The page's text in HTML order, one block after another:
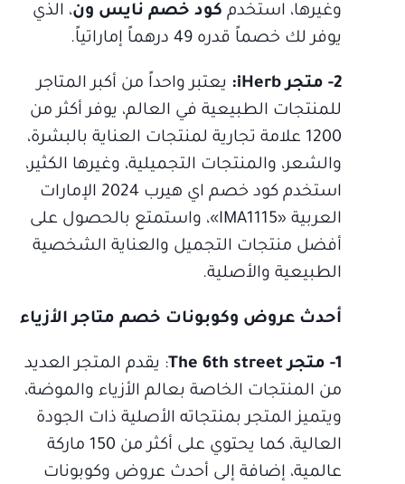
وغيرها، استخدم كود خصم نايس ون، الذي
يوفر لك خصماً قدره 49 درهماً إماراتياً.
2- متجر iHerb:
يعتبر واحداً من أكبر المتاجر
للمنتجات الطبيعية في العالم، يوفر أكثر من
1200 علامة تجارية لمنتجات العناية بالبشرة،
والشعر، والمنتجات التجميلية، وغيرها الكثير،
استخدم كود خصم اي هيرب 2024 الإمارات
العربية «IMA1115»، واستمتع بالحصول على
أفضل منتجات التجميل والعناية الشخصية
الطبيعية والأصلية.
أحدث عروض وكوبونات خصم متاجر الأزياء
1- متجر The 6th street
: يقدم المتجر العديد
من المنتجات الخاصة بعالم الأزياء والموضة،
ويتميز المتجر بمنتجاته الأصلية ذات الجودة
العالية، كما يحتوي على أكثر من 150 ماركة
عالمية، إضافة إلى أحدث عروض وكوبونات